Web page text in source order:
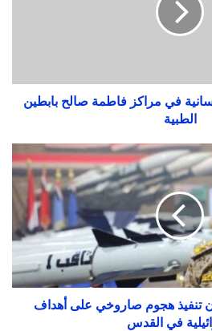
في مراكز فاطمة صالح بابطين
الطبية
تنفيذ هجوم صاروخي على أهداف
في القدس